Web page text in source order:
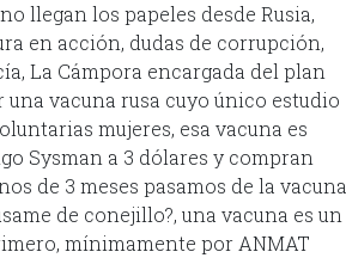
llegan los papeles desde Rusia,
en acción, dudas de corrupción,
La Cámpora encargada del plan
vacuna rusa cuyo único estudio
mujeres, esa vacuna es
Sysman a 3 dólares y compran
de 3 meses pasamos de la vacuna
de conejillo?, una vacuna es un
mínimamente por ANMAT